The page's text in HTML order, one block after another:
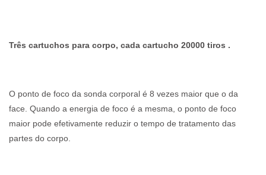
Três cartuchos para corpo, cada cartucho 20000 tiros .
O ponto de foco da sonda corporal é 8 vezes maior que o da
face. Quando a energia de foco é a mesma, o ponto de foco
maior pode efetivamente reduzir o tempo de tratamento das
partes do corpo.